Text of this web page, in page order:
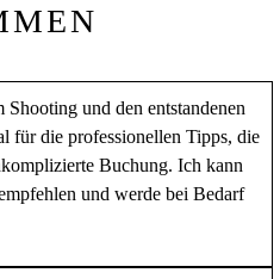
und den entstandenen
für die professionellen Tipps, die
Buchung. Ich kann
und werde bei Bedarf